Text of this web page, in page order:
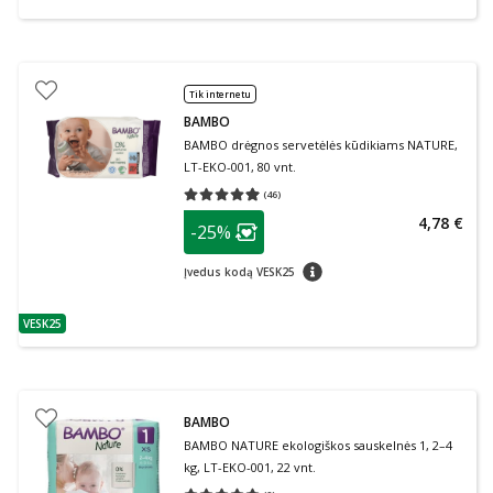
patarimas
VESK25
Tik internetu
BAMBO
BAMBO drėgnos servetėlės kūdikiams NATURE,
LT-EKO-001, 80 vnt.
(46)
Vidutinis įvertinimas 4.93
patarimas
Lojalumo klubo narių nuolaida
-25%
Įvedus kodą VESK25 patarimas
4,78 €
BAMBO
BAMBO NATURE ekologiškos sauskelnės 1, 2–4
kg, LT-EKO-001, 22 vnt.